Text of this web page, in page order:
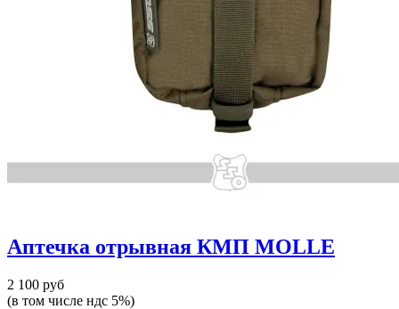
Аптечка отрывная КМП MOLLE
2 100 руб
(в том числе ндс 5%)